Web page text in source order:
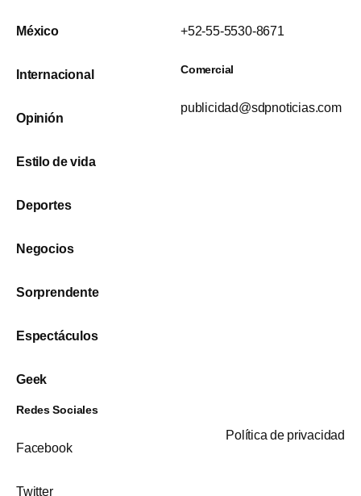
México
Internacional
Opinión
Estilo de vida
Deportes
Negocios
Sorprendente
Espectáculos
Geek
+52-55-5530-8671
Comercial
publicidad@sdpnoticias.com
Redes Sociales
Facebook
Twitter
Política de privacidad